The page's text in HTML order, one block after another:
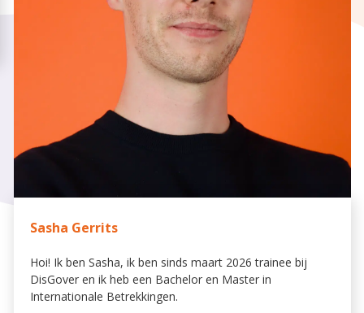
Sasha Gerrits
Hoi! Ik ben Sasha, ik ben sinds maart 2026 trainee bij
DisGover en ik heb een Bachelor en Master in
Internationale Betrekkingen.